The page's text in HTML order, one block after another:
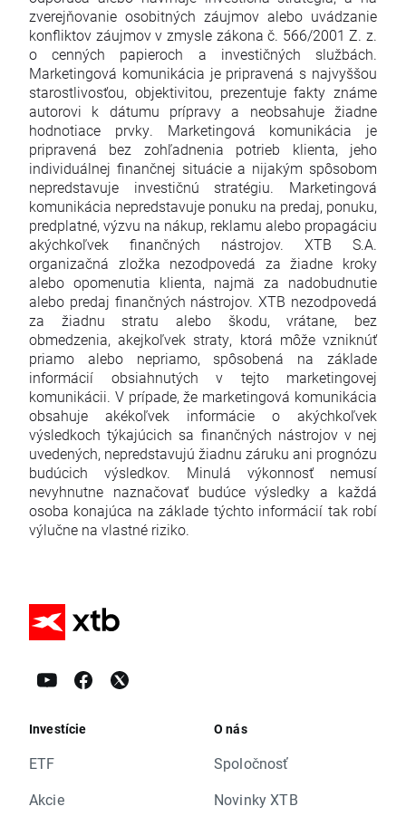
zverejňovanie osobitných záujmov alebo uvádzanie
konfliktov záujmov v zmysle zákona č. 566/2001 Z. z.
o cenných papieroch a investičných službách.
Marketingová komunikácia je pripravená s najvyššou
starostlivosťou, objektivitou, prezentuje fakty známe
autorovi k dátumu prípravy a neobsahuje žiadne
hodnotiace prvky. Marketingová komunikácia je
pripravená bez zohľadnenia potrieb klienta, jeho
individuálnej finančnej situácie a nijakým spôsobom
nepredstavuje investičnú stratégiu. Marketingová
komunikácia nepredstavuje ponuku na predaj, ponuku,
predplatné, výzvu na nákup, reklamu alebo propagáciu
akýchkoľvek finančných nástrojov. XTB S.A.
organizačná zložka nezodpovedá za žiadne kroky
alebo opomenutia klienta, najmä za nadobudnutie
alebo predaj finančných nástrojov. XTB nezodpovedá
za žiadnu stratu alebo škodu, vrátane, bez
obmedzenia, akejkoľvek straty, ktorá môže vzniknúť
priamo alebo nepriamo, spôsobená na základe
informácií obsiahnutých v tejto marketingovej
komunikácii. V prípade, že marketingová komunikácia
obsahuje akékoľvek informácie o akýchkoľvek
výsledkoch týkajúcich sa finančných nástrojov v nej
uvedených, nepredstavujú žiadnu záruku ani prognózu
budúcich výsledkov. Minulá výkonnosť nemusí
nevyhnutne naznačovať budúce výsledky a každá
osoba konajúca na základe týchto informácií tak robí
výlučne na vlastné riziko.
Investície
ETF
Akcie
O nás
Spoločnosť
Novinky XTB